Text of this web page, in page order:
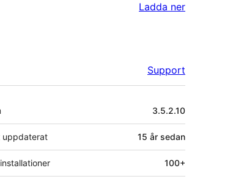
Ladda ner
Support
3.5.2.10
uppdaterat 15 år sedan
100+